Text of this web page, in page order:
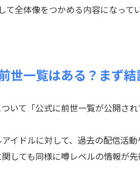
全体像をつかめる内容になってい
世一覧はある？まず
いて「公式に前世一覧が公開さ
イドルに対して、過去の配信活
しても同様に噂レベルの情報が